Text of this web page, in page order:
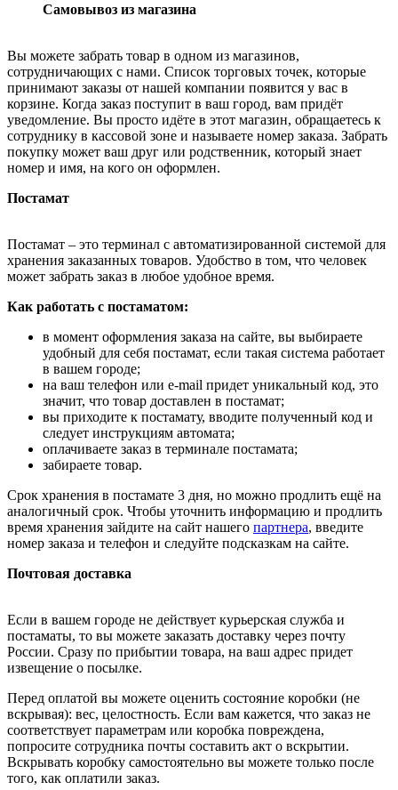
Самовывоз из магазина
Вы можете забрать товар в одном из магазинов,
сотрудничающих с нами. Список торговых точек, которые
принимают заказы от нашей компании появится у вас в
корзине. Когда заказ поступит в ваш город, вам придёт
уведомление. Вы просто идёте в этот магазин, обращаетесь к
сотруднику в кассовой зоне и называете номер заказа. Забрать
покупку может ваш друг или родственник, который знает
номер и имя, на кого он оформлен.
Постамат
Постамат – это терминал с автоматизированной системой для
хранения заказанных товаров. Удобство в том, что человек
может забрать заказ в любое удобное время.
Как работать с постаматом:
в момент оформления заказа на сайте, вы выбираете
удобный для себя постамат, если такая система работает
в вашем городе;
на ваш телефон или e-mail придет уникальный код, это
значит, что товар доставлен в постамат;
вы приходите к постамату, вводите полученный код и
следует инструкциям автомата;
оплачиваете заказ в терминале постамата;
забираете товар.
Срок хранения в постамате 3 дня, но можно продлить ещё на
аналогичный срок. Чтобы уточнить информацию и продлить
время хранения зайдите на сайт нашего партнера, введите
номер заказа и телефон и следуйте подсказкам на сайте.
Почтовая доставка
Если в вашем городе не действует курьерская служба и
постаматы, то вы можете заказать доставку через почту
России. Сразу по прибытии товара, на ваш адрес придет
извещение о посылке.
Перед оплатой вы можете оценить состояние коробки (не
вскрывая): вес, целостность. Если вам кажется, что заказ не
соответствует параметрам или коробка повреждена,
попросите сотрудника почты составить акт о вскрытии.
Вскрывать коробку самостоятельно вы можете только после
того, как оплатили заказ.